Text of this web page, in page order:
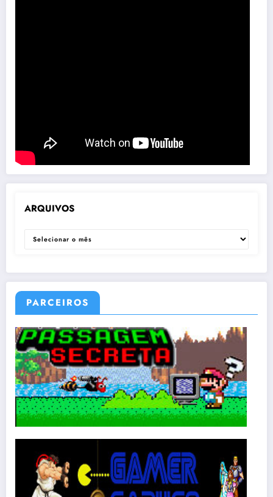
ARQUIVOS
ARQUIVOS
PARCEIROS